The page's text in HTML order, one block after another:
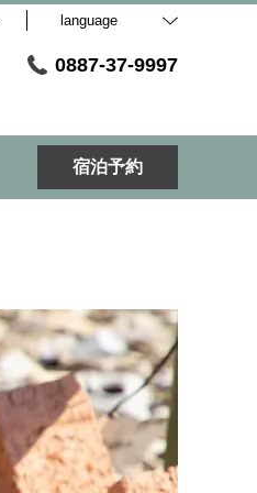
language
0887-37-9997
宿泊予約